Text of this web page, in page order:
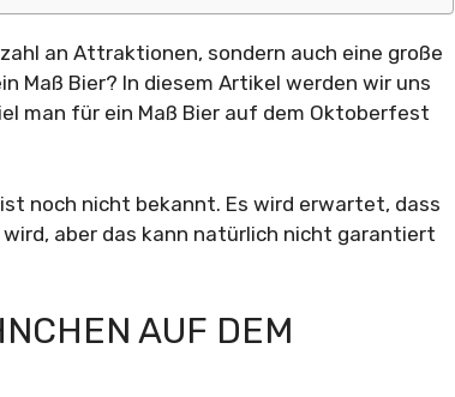
an Attraktionen, sondern auch eine große
Maß Bier? In diesem Artikel werden wir uns
man für ein Maß Bier auf dem Oktoberfest
noch nicht bekannt. Es wird erwartet, dass
aber das kann natürlich nicht garantiert
AUF DEM